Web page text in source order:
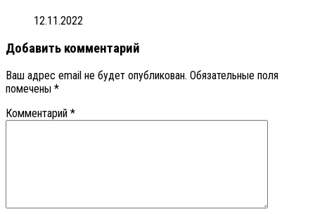
12.11.2022
Добавить комментарий
Ваш адрес email не будет опубликован. Обязательные поля
помечены *
Комментарий *